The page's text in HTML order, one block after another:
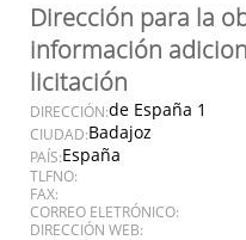
Dirección para la
información
licitación
DIRECCIÓN:de España 1
CIUDAD:Badajoz
PAÍS:España
TLFNO:
FAX:
CORREO ELETRÓNICO:
DIRECCIÓN WEB: